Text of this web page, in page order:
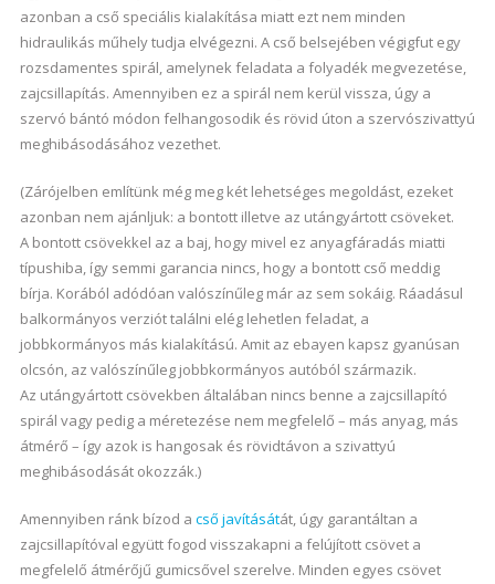
azonban a cső speciális kialakítása miatt ezt nem minden
hidraulikás műhely tudja elvégezni. A cső belsejében végigfut egy
rozsdamentes spirál, amelynek feladata a folyadék megvezetése,
zajcsillapítás. Amennyiben ez a spirál nem kerül vissza, úgy a
szervó bántó módon felhangosodik és rövid úton a szervószivattyú
meghibásodásához vezethet.
(Zárójelben említünk még meg két lehetséges megoldást, ezeket
azonban nem ajánljuk: a bontott illetve az utángyártott csöveket.
A bontott csövekkel az a baj, hogy mivel ez anyagfáradás miatti
típushiba, így semmi garancia nincs, hogy a bontott cső meddig
bírja. Korából adódóan valószínűleg már az sem sokáig. Ráadásul
balkormányos verziót találni elég lehetlen feladat, a
jobbkormányos más kialakítású. Amit az ebayen kapsz gyanúsan
olcsón, az valószínűleg jobbkormányos autóból származik.
Az utángyártott csövekben általában nincs benne a zajcsillapító
spirál vagy pedig a méretezése nem megfelelő – más anyag, más
átmérő – így azok is hangosak és rövidtávon a szivattyú
meghibásodását okozzák.)
Amennyiben ránk bízod a cső javításátát, úgy garantáltan a
zajcsillapítóval együtt fogod visszakapni a felújított csövet a
megfelelő átmérőjű gumicsővel szerelve. Minden egyes csövet